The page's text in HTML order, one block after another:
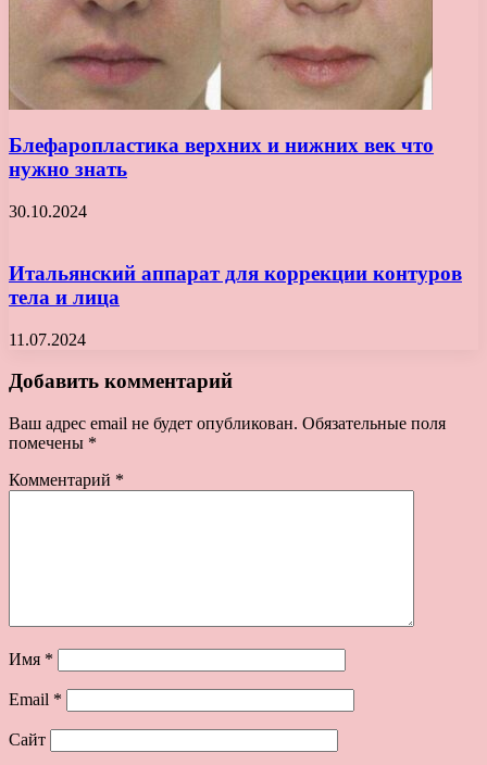
Блефаропластика верхних и нижних век что
нужно знать
30.10.2024
Итальянский аппарат для коррекции контуров
тела и лица
11.07.2024
Добавить комментарий
Ваш адрес email не будет опубликован. Обязательные поля
помечены *
Комментарий *
Имя *
Email *
Сайт